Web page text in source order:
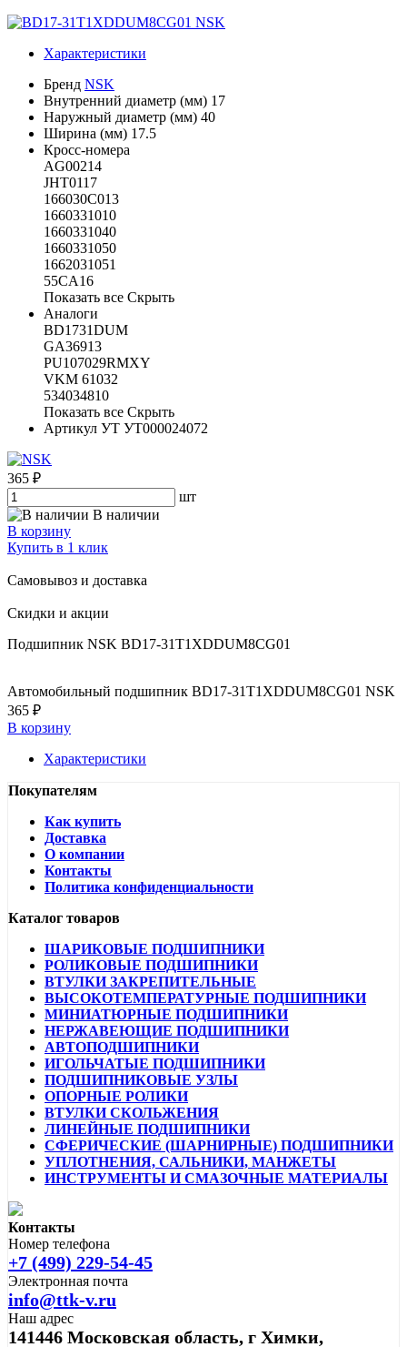
Характеристики
Бренд NSK
Внутренний диаметр (мм) 17
Наружный диаметр (мм) 40
Ширина (мм) 17.5
Кросс-номера
AG00214
JHT0117
166030C013
1660331010
1660331040
1660331050
1662031051
55CA16
Показать все Скрыть
Аналоги
BD1731DUM
GA36913
PU107029RMXY
VKM 61032
534034810
Показать все Скрыть
Артикул УТ УТ000024072
365 ₽
шт
В наличии
В корзину
Купить в 1 клик
Самовывоз и доставка
Скидки и акции
Подшипник NSK BD17-31T1XDDUM8CG01
Автомобильный подшипник BD17-31T1XDDUM8CG01 NSK
365 ₽
В корзину
Характеристики
Покупателям
Как купить
Доставка
О компании
Контакты
Политика конфиденциальности
Каталог товаров
ШАРИКОВЫЕ ПОДШИПНИКИ
РОЛИКОВЫЕ ПОДШИПНИКИ
ВТУЛКИ ЗАКРЕПИТЕЛЬНЫЕ
ВЫСОКОТЕМПЕРАТУРНЫЕ ПОДШИПНИКИ
МИНИАТЮРНЫЕ ПОДШИПНИКИ
НЕРЖАВЕЮЩИЕ ПОДШИПНИКИ
АВТОПОДШИПНИКИ
ИГОЛЬЧАТЫЕ ПОДШИПНИКИ
ПОДШИПНИКОВЫЕ УЗЛЫ
ОПОРНЫЕ РОЛИКИ
ВТУЛКИ СКОЛЬЖЕНИЯ
ЛИНЕЙНЫЕ ПОДШИПНИКИ
СФЕРИЧЕСКИЕ (ШАРНИРНЫЕ) ПОДШИПНИКИ
УПЛОТНЕНИЯ, САЛЬНИКИ, МАНЖЕТЫ
ИНСТРУМЕНТЫ И СМАЗОЧНЫЕ МАТЕРИАЛЫ
Контакты
Номер телефона
+7 (499) 229-54-45
Электронная почта
info@ttk-v.ru
Наш адрес
141446 Московская область, г Химки,